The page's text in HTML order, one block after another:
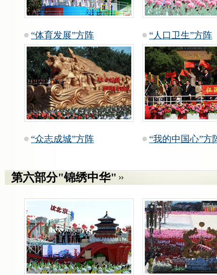
“体育发展”方阵 “人口卫生”方阵
“众志成城”方阵 “我的中国心”方
第六部分"锦绣中华"